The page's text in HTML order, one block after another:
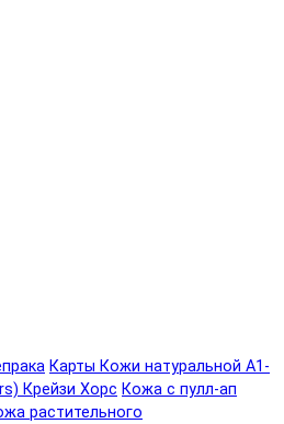
Карты Кожи натуральной А1-
Крейзи Хорс Кожа с пулл-ап
растительного